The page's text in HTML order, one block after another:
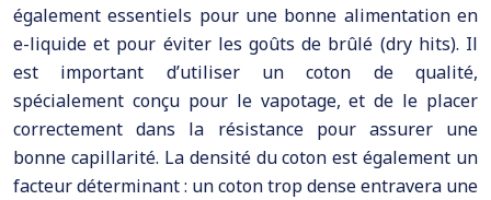
également essentiels pour une bonne alimentation en
e-liquide et pour éviter les goûts de brûlé (dry hits). Il
est important d’utiliser un coton de qualité,
spécialement conçu pour le vapotage, et de le placer
correctement dans la résistance pour assurer une
bonne capillarité. La densité du coton est également un
facteur déterminant : un coton trop dense entravera une